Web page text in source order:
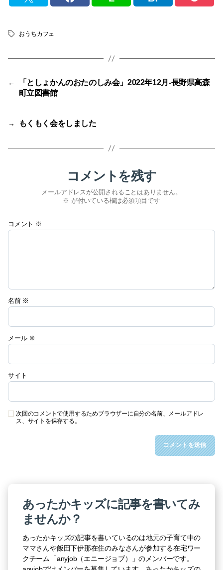
タ
おうちカフェ
←
「としょかんのおたのしみ会」2022年12月-長野県高森
町立図書館
→ もくもく会をしました
コメントを残す
メールアドレスが公開されることはありません。
※ が付いている欄は必須項目です
コメント ※
名前 ※
メール ※
サイト
次回のコメントで使用するためブラウザーに自分の名前、メールアドレ
ス、サイトを保存する。
あったかキッズに記事を書いてみ
ませんか？
あったかキッズの記事を書いているのは地元の子育て中の
ママさんや飯田下伊那在住のみなさんが参加する在宅ワー
クチーム「anyjob（エニージョブ）」のメンバーです。